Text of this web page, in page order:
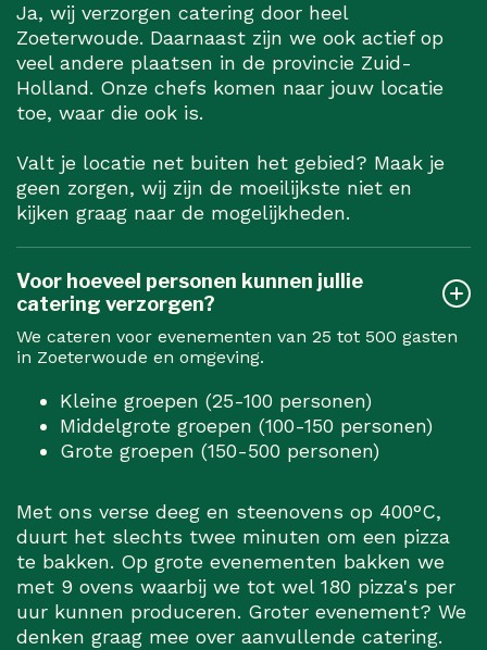
Ja, wij verzorgen catering door heel
Zoeterwoude. Daarnaast zijn we ook actief op
veel andere plaatsen in de provincie Zuid-
Holland. Onze chefs komen naar jouw locatie
toe, waar die ook is.
Valt je locatie net buiten het gebied? Maak je
geen zorgen, wij zijn de moeilijkste niet en
kijken graag naar de mogelijkheden.
Voor hoeveel personen kunnen jullie
catering verzorgen?
We cateren voor evenementen van 25 tot 500 gasten
in Zoeterwoude en omgeving.
Kleine groepen (25-100 personen)
Middelgrote groepen (100-150 personen)
Grote groepen (150-500 personen)
Met ons verse deeg en steenovens op 400°C,
duurt het slechts twee minuten om een pizza
te bakken. Op grote evenementen bakken we
met 9 ovens waarbij we tot wel 180 pizza's per
uur kunnen produceren. Groter evenement? We
denken graag mee over aanvullende catering.